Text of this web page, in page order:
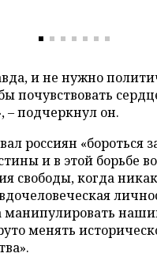
и не нужно
почувствовать
– подчеркнул он.
россиян «бороться
и в этой борьбе
свободы, когда
манипулировать
менять